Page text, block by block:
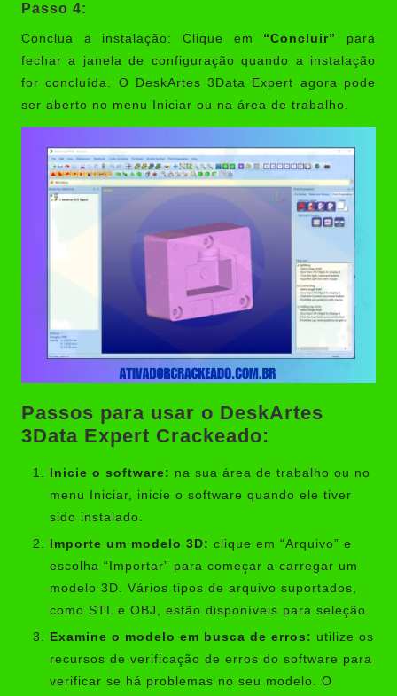
Passo 4:
Conclua a instalação: Clique em “Concluir”
para
fechar a janela de configuração quando a instalação
for concluída. O DeskArtes 3Data Expert agora pode
ser aberto no menu Iniciar ou na área de trabalho.
Passos para usar o DeskArtes
3Data Expert Crackeado:
Inicie o software: na sua área de trabalho ou no
menu Iniciar, inicie o software quando ele tiver
sido instalado.
Importe um modelo 3D: clique em “Arquivo” e
escolha “Importar” para começar a carregar um
modelo 3D. Vários tipos de arquivo suportados,
como STL e OBJ, estão disponíveis para seleção.
Examine o modelo em busca de erros: utilize os
recursos de verificação de erros do software para
verificar se há problemas no seu modelo. O